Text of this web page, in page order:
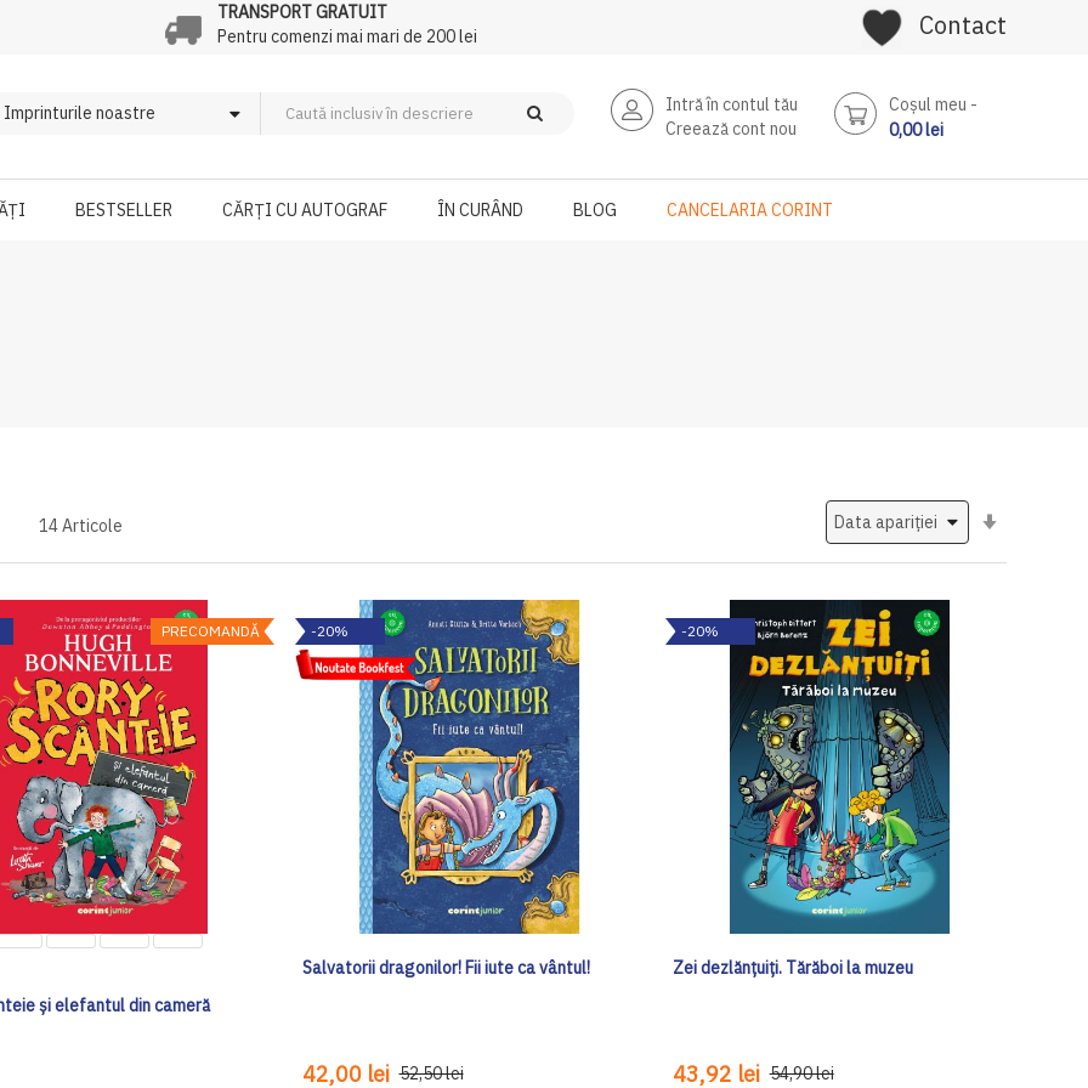
TRANSPORT GRATUIT
Pentru comenzi mai mari de 200 lei
Contact
Intră în contul tău
Creează cont nou
Coşul meu
0,00 lei
BESTSELLER CĂRȚI CU AUTOGRAF ÎN CURÂND BLOG CANCELARIA CORINT
14Articole
PRECOMANDĂ
și elefantul din cameră
-20%
Salvatorii dragonilor! Fii iute ca vântul!
42,00 lei 52,50 lei
-20%
Zei dezlănțuiți. Tărăboi la muzeu
43,92 lei 54,90 lei